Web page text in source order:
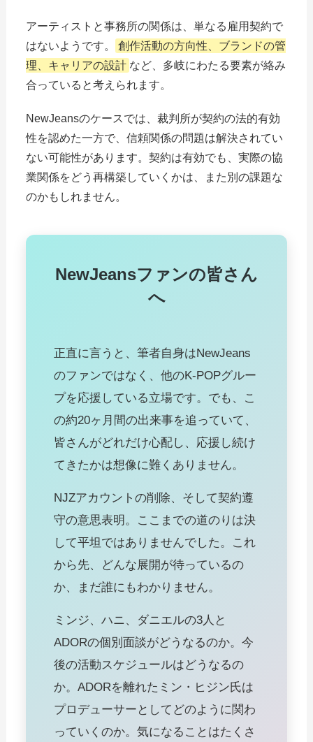
アーティストと事務所の関係は、単なる雇用契約で
はないようです。
創作活動の方向性、ブランドの管
理、キャリアの設計 など、多岐にわたる要素が絡み
合っていると考えられます。
NewJeansのケースでは、裁判所が契約の法的有効
性を認めた一方で、信頼関係の問題は解決されてい
ない可能性があります。契約は有効でも、実際の協
業関係をどう再構築していくかは、また別の課題な
のかもしれません。
NewJeansファンの皆さん
へ
正直に言うと、筆者自身はNewJeans
のファンではなく、他のK-POPグルー
プを応援している立場です。でも、こ
の約20ヶ月間の出来事を追っていて、
皆さんがどれだけ心配し、応援し続け
てきたかは想像に難くありません。
NJZアカウントの削除、そして契約遵
守の意思表明。ここまでの道のりは決
して平坦ではありませんでした。これ
から先、どんな展開が待っているの
か、まだ誰にもわかりません。
ミンジ、ハニ、ダニエルの3人と
ADORの個別面談がどうなるのか。今
後の活動スケジュールはどうなるの
か。ADORを離れたミン・ヒジン氏は
プロデューサーとしてどのように関わ
っていくのか。気になることはたくさ